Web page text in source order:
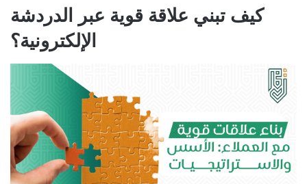
كيف تبني علاقة قوية عبر الدردشة
الإلكترونية؟